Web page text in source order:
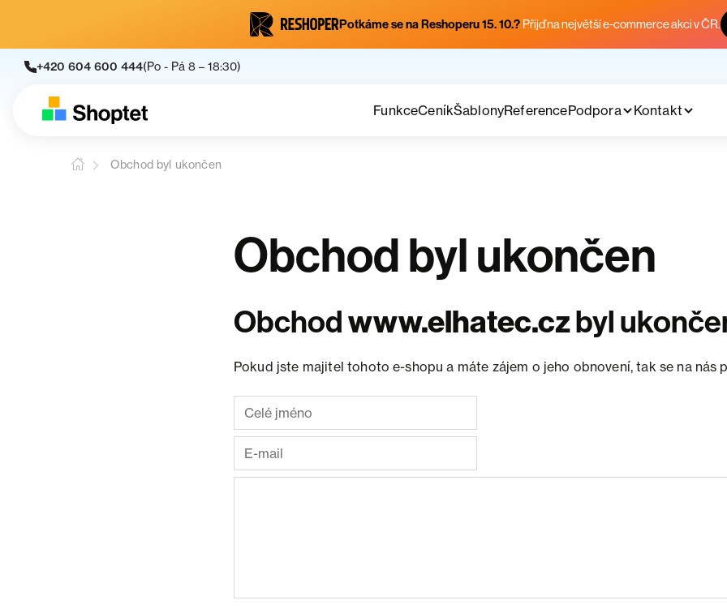
Potkáme se na Reshoperu 15. 10.? Přijď na největší e-commerce akci v ČR.
+420 604 600 444(Po - Pá 8 – 18:30)
FunkceCeníkŠablonyReferencePodpora Kontakt
Obchod byl ukončen
Obchod byl ukončen
Obchodwww.elhatec.czbyl
Pokud jste majitel tohoto e-shopu a máte zájem o jeho obnovení, tak se na nás